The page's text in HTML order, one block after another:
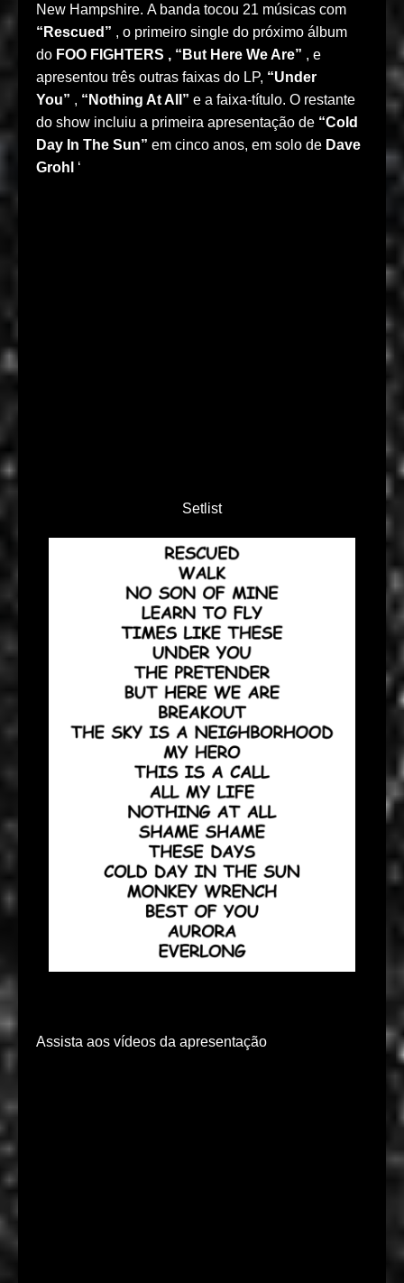
New Hampshire. A banda tocou 21 músicas com
“Rescued” , o primeiro single do próximo álbum
do FOO FIGHTERS , “But Here We Are” , e
apresentou três outras faixas do LP, “Under
You” , “Nothing At All” e a faixa-título. O restante
do show incluiu a primeira apresentação de “Cold
Day In The Sun” em cinco anos, em solo de Dave
Grohl ‘
Setlist
Assista aos vídeos da apresentação